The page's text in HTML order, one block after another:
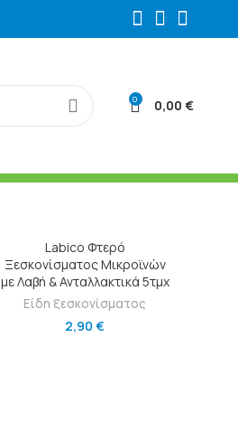
0 0,00€
ΠΡΟΣΘΉΚΗ ΣΤΟ ΚΑΛΆΘΙ
Labico Φτερό
Ξεσκονίσματος Μικροϊνών
με Λαβή & Ανταλλακτικά 5τμχ
Είδη ξεσκονίσματος
2,90€